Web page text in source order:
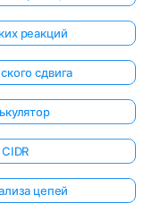
реакций
сдвига
цепей